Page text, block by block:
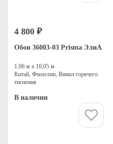
4 800 ₽
Обои 36003-03 Prisma ЭлиА
1,06 м х 10,05 м
Китай, Флизелин, Винил горячего
тиснения
В наличии